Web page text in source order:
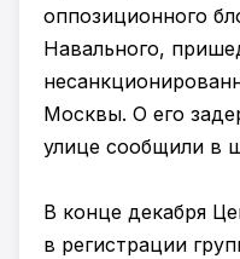
оппозиционного
Навального,
Москвы. О его
улице сообщили в
В конце декабря
в регистрации